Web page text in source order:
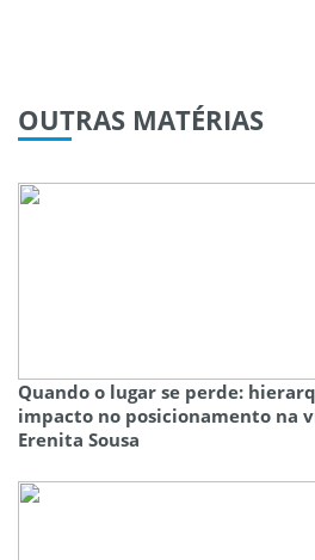
OUTRAS MATÉRIAS
Quando o lugar se perde:
impacto no posicionamento na
Erenita Sousa